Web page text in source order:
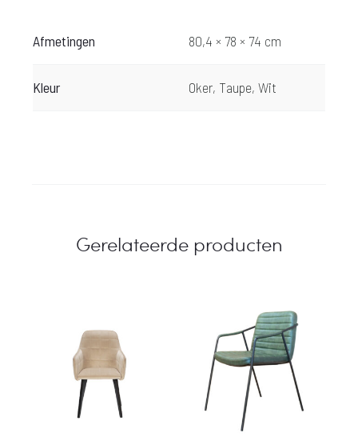
Afmetingen 80,4 × 78 × 74 cm
Kleur Oker, Taupe, Wit
Gerelateerde producten